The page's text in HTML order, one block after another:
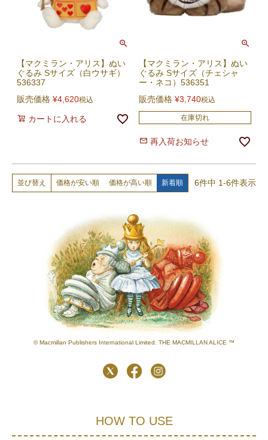
【マクミラン・アリス】ぬい
ぐるみ Sサイズ（白ウサギ）
536337
販売価格 ¥4,620税込
カートに入れる
【マクミラン・アリス】ぬい
ぐるみ Sサイズ（チェシャ
ー・ネコ）536351
販売価格 ¥3,740税込
在庫切れ
再入荷お知らせ
並び替え 価格が安い順 価格が高い順 新着順 6件中 1-6件表示
© Macmillan Publishers International Limited. THE MACMILLAN ALICE ™
HOW TO USE